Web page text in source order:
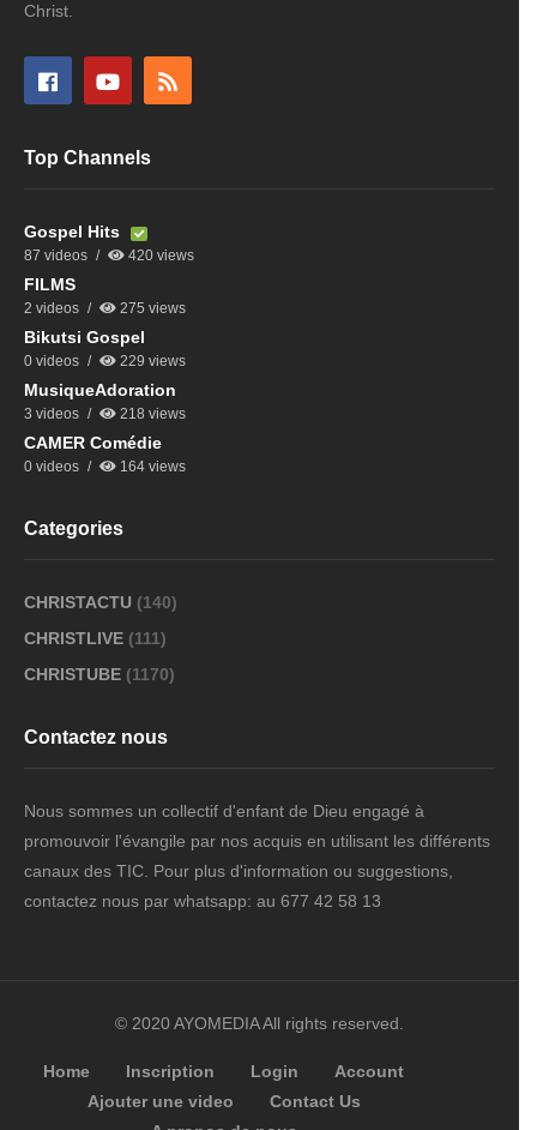
Christ.
Top Channels
Gospel Hits
87 videos 420 views
FILMS
2 videos 275 views
Bikutsi Gospel
0 videos 229 views
MusiqueAdoration
3 videos 218 views
CAMER Comédie
0 videos 164 views
Categories
CHRISTACTU (140)
CHRISTLIVE (111)
CHRISTUBE (1170)
Contactez nous
Nous sommes un collectif d'enfant de Dieu engagé à
promouvoir l'évangile par nos acquis en utilisant les différents
canaux des TIC. Pour plus d'information ou suggestions,
contactez nous par whatsapp: au 677 42 58 13
© 2020 AYOMEDIA All rights reserved.
Home Inscription Login
Account
Ajouter une video
Contact Us